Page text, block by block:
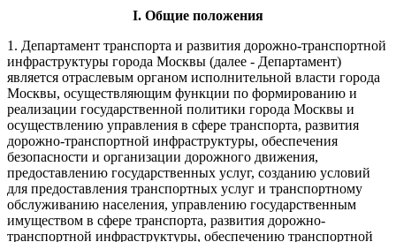
I. Общие положения
1. Департамент транспорта и развития дорожно-транспортной
инфраструктуры города Москвы (далее - Департамент)
является отраслевым органом исполнительной власти города
Москвы, осуществляющим функции по формированию и
реализации государственной политики города Москвы и
осуществлению управления в сфере транспорта, развития
дорожно-транспортной инфраструктуры, обеспечения
безопасности и организации дорожного движения,
предоставлению государственных услуг, созданию условий
для предоставления транспортных услуг и транспортному
обслуживанию населения, управлению государственным
имуществом в сфере транспорта, развития дорожно-
транспортной инфраструктуры, обеспечению транспортной